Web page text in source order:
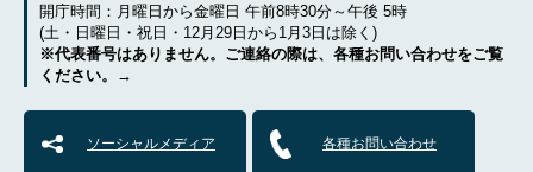
開庁時間：月曜日から金曜日 午前8時30分～午後 5時
(土・日曜日・祝日・12月29日から1月3日は除く)
※代表番号はありません。ご連絡の際は、各種お問い合わせをご覧
ください。→
ソーシャルメディア 各種お問い合わせ